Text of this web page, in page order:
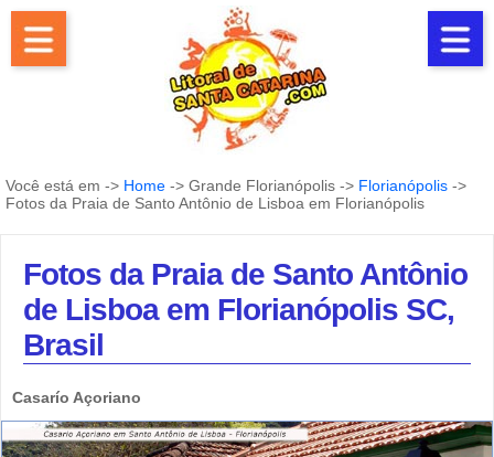
Você está em -> Home -> Grande Florianópolis -> Florianópolis ->
Fotos da Praia de Santo Antônio de Lisboa em Florianópolis
Fotos da Praia de Santo Antônio
de Lisboa em Florianópolis SC,
Brasil
Casarío Açoriano